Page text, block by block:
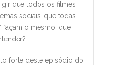
que todos os filmes
sociais, que todas
façam o mesmo, que
forte deste episódio do